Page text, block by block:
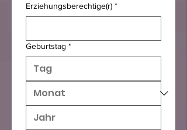
Erziehungsberechtige(r) *
Geburtstag *